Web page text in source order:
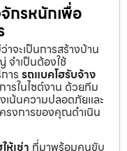
กรหนักเพื่อ
จะเป็นการสร้างบ้าน
จำเป็นต้องใช้
าร รถแบคโฮรับจ้าง
รในไซต์งาน ด้วยทีม
น้นความปลอดภัยและ
ครงการของคุณดำเนิน
ห้เช่า ที่มาพร้อมคนขับ